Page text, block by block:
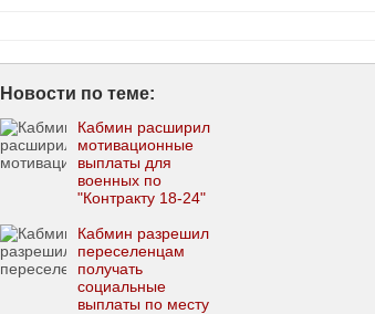
Новости по теме:
Кабмин расширил
мотивационные
выплаты для
военных по
"Контракту 18-24"
Кабмин разрешил
переселенцам
получать
социальные
выплаты по месту